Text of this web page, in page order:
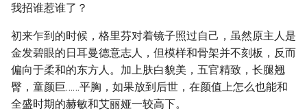
我招谁惹谁了？
初来乍到的时候，格里芬对着镜子照过自己，虽然原主人是
金发碧眼的日耳曼德意志人，但模样和骨架并不刻板，反而
偏向于柔和的东方人。加上肤白貌美，五官精致，长腿翘
臀，童颜巨……平胸，如果放到后世，在颜值上怎么也能和
全盛时期的赫敏和艾丽娅一较高下。